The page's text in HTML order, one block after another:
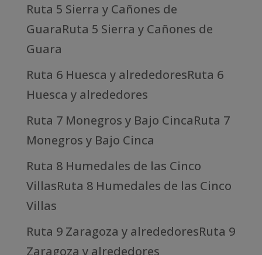
Ruta 5 Sierra y Cañones de
GuaraRuta 5 Sierra y Cañones de
Guara
Ruta 6 Huesca y alrededoresRuta 6
Huesca y alrededores
Ruta 7 Monegros y Bajo CincaRuta 7
Monegros y Bajo Cinca
Ruta 8 Humedales de las Cinco
VillasRuta 8 Humedales de las Cinco
Villas
Ruta 9 Zaragoza y alrededoresRuta 9
Zaragoza y alrededores